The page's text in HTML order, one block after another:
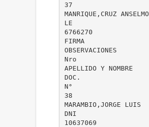
37
MANRIQUE,CRUZ ANSELMO
LE
6766270
FIRMA
OBSERVACIONES
Nro
APELLIDO Y NOMBRE
DOC.
N°
38
MARAMBIO,JORGE LUIS
DNI
10637069